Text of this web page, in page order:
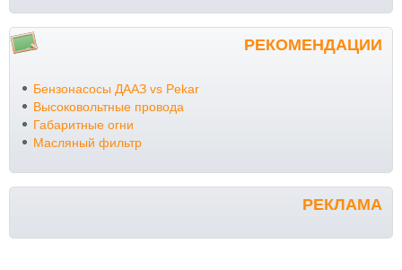
РЕКОМЕНДАЦИИ
Бензонасосы ДААЗ vs Pekar
Высоковольтные провода
Габаритные огни
Масляный фильтр
РЕКЛАМА